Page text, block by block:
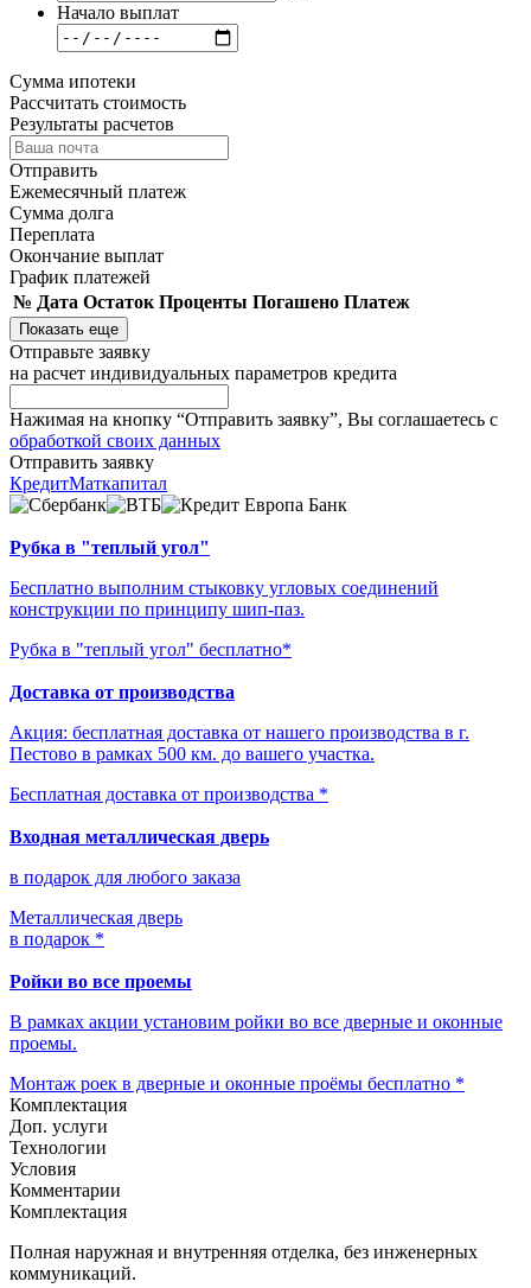
Начало выплат
Сумма ипотеки
Рассчитать cтоимость
Результаты расчетов
Отправить
Ежемесячный платеж
Сумма долга
Переплата
Окончание выплат
График платежей
№ Дата Остаток Проценты Погашено Платеж
Показать еще
Отправьте заявку
на расчет индивидуальных параметров кредита
Нажимая на кнопку “Отправить заявку”, Вы соглашаетесь с
обработкой своих данных
Отправить заявку
КредитМаткапитал
Рубка в "теплый угол"
Бесплатно выполним стыковку угловых соединений
конструкции по принципу шип-паз.
Рубка в "теплый угол" бесплатно*
Доставка от производства
Акция: бесплатная доставка от нашего производства в г.
Пестово в рамках 500 км. до вашего участка.
Бесплатная доставка от производства *
Входная металлическая дверь
в подарок для любого заказа
Металлическая дверь
в подарок *
Ройки во все проемы
В рамках акции установим ройки во все дверные и оконные
проемы.
Монтаж роек в дверные и оконные проёмы бесплатно *
Комплектация
Доп. услуги
Технологии
Условия
Комментарии
Комплектация
Полная наружная и внутренняя отделка, без инженерных
коммуникаций.